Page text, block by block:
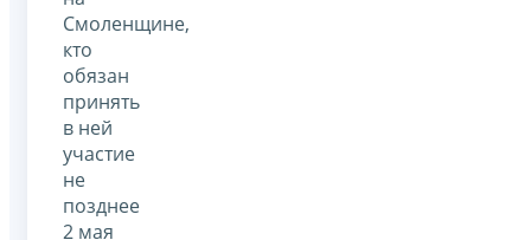
Смоленщине,
кто
обязан
принять
в ней
участие
не
позднее
2 мая